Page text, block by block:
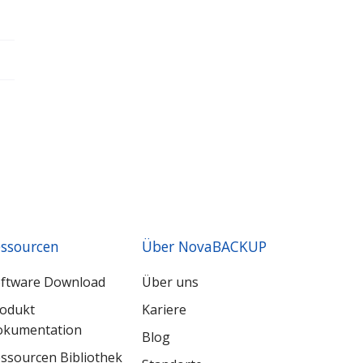
Download
Bibliothek
Über NovaBACKUP
Über uns
Kariere
Blog